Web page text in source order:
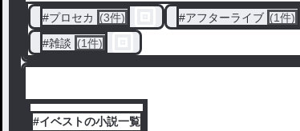
#プロセカ (3件) #アフターライブ (1件)
#雑談 (1件)
#イベストの小説一覧